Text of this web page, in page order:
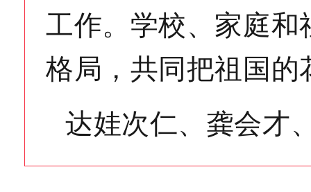
工作。学校、家庭
格局，共同把祖国
达娃次仁、龚会才